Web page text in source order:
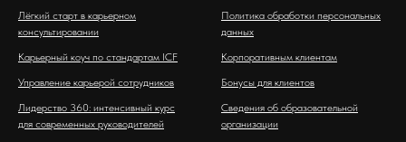
Лёгкий старт в карьерном
консультировании
Карьерный коуч по стандартам ICF
Управление карьерой сотрудников
Лидерство 360: интенсивный курс
для современных руководителей
Политика обработки персональных
данных
Корпоративным клиентам
Бонусы для клиентов
Сведения об образовательной
организации